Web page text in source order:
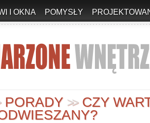
I OKNA POMYSŁY
PORADY >>CZY